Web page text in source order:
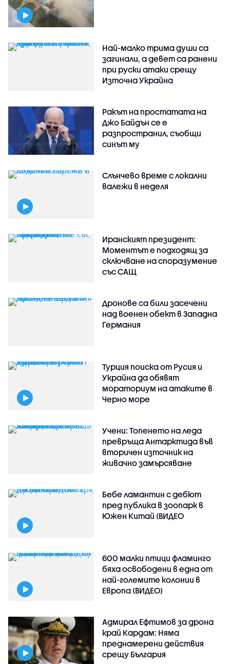
Най-малко трима души са
загинали, а девет са ранени
при руски атаки срещу
Източна Украйна
Ракът на простатата на
Джо Байдън се е
разпространил, съобщи
синът му
Слънчево време с локални
валежи в неделя
Иранският президент:
Моментът е подходящ за
сключване на споразумение
със САЩ
Дронове са били засечени
над военен обект в Западна
Германия
Турция поиска от Русия и
Украйна да обявят
мораториум на атаките в
Черно море
Учени: Топенето на леда
превръща Антарктида във
вторичен източник на
живачно замърсяване
Бебе ламантин с дебют
пред публика в зоопарк в
Южен Китай (ВИДЕО
600 малки птици фламинго
бяха освободени в една от
най-големите колонии в
Европа (ВИДЕО)
Адмирал Ефтимов за дрона
край Кардам: Няма
преднамерени действия
срещу България